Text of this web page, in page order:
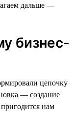
дальше —
бизнес-
цепочку
— создание
нам